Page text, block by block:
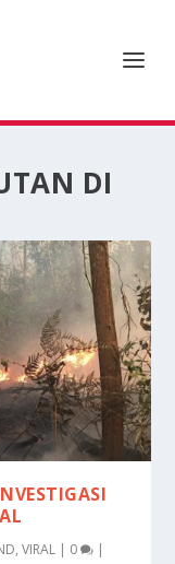
DI
,VIRAL | 0 |